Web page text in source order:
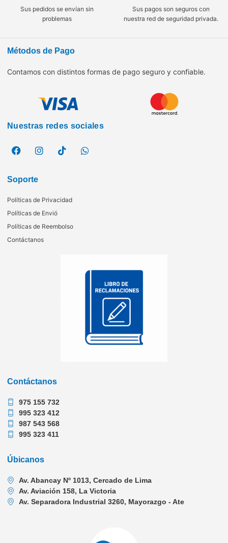
Sus pedidos se envían sin
problemas
Sus pagos son seguros con
nuestra red de seguridad privada.
Métodos de Pago
Contamos con distintos formas de pago seguro y confiable.
Nuestras redes sociales
Soporte
Políticas de Privacidad
Políticas de Envió
Políticas de Reembolso
Contáctanos
Contáctanos
975 155 732
995 323 412
987 543 568
995 323 411
Úbicanos
Av. Abancay Nº 1013, Cercado de Lima
Av. Aviación 158, La Victoria
Av. Separadora Industrial 3260, Mayorazgo - Ate